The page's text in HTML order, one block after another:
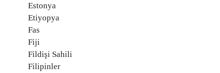
Estonya
Etiyopya
Fas
Fiji
Fildişi Sahili
Filipinler